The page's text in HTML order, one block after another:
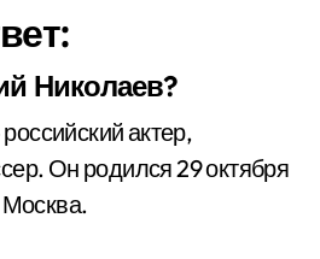
Николаев?
актер,
Он родился 29 октября
Москва.